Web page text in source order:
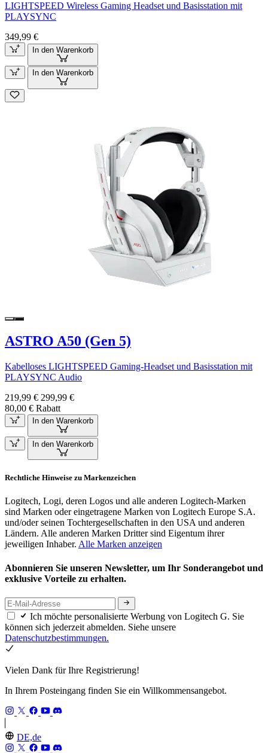
LIGHTSPEED Wireless Gaming Headset und Basisstation mit
PLAYSYNC
349,99 €
In den Warenkorb
In den Warenkorb
ASTRO A50 (Gen 5)
Kabelloses LIGHTSPEED Gaming-Headset und Basisstation mit
PLAYSYNC Audio
219,99 € 299,99 €
80,00 € Rabatt
In den Warenkorb
In den Warenkorb
Rechtliche Hinweise zu Markenzeichen
Logitech, Logi, deren Logos und alle anderen Logitech-Marken
sind Marken oder eingetragene Marken von Logitech Europe S.A.
und/oder seinen Tochtergesellschaften in den USA und anderen
Ländern. Alle anderen Marken Dritter sind Eigentum ihrer
jeweiligen Inhaber. Alle Marken anzeigen
Abonnieren Sie unseren Newsletter, um Ihr Sonderangebot und
exklusive Vorteile zu erhalten.
Ich möchte personalisierte Werbung von Logitech G. Sie
können sich jederzeit abmelden. Siehe unsere
Datenschutzbestimmungen.
Vielen Dank für Ihre Registrierung!
In Ihrem Posteingang finden Sie ein Willkommensangebot.
DE,de